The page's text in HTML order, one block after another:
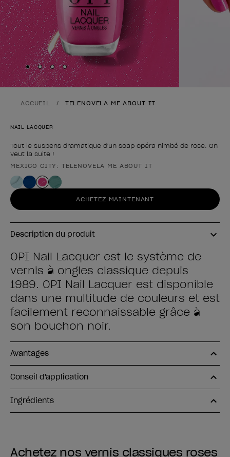
Skip to slide1
Skip to slide2
Skip to slide
Skip to slide
ACCUEIL TELENOVELA ME ABOUT IT
NAIL LACQUER
Tout le suspens dramatique d'un soap opéra nimbé de rose. On
veut la suite !
Forme du produit
MEXICO CITY: TELENOVELA ME ABOUT IT
ACHETEZ MAINTENANT
Description du produit
OPI Nail Lacquer est le système de
vernis à ongles classique depuis
1989. OPI Nail Lacquer est disponible
dans une multitude de couleurs et est
facilement reconnaissable grâce à
son bouchon noir.
Avantages
Conseil d'application
Ingrédients
Achetez nos vernis classiques roses